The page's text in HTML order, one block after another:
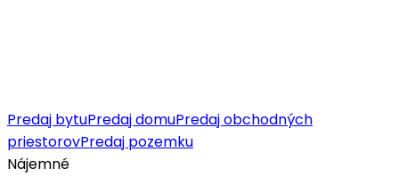
Predaj bytuPredaj domuPredaj obchodných
priestorovPredaj pozemku
Nájemné